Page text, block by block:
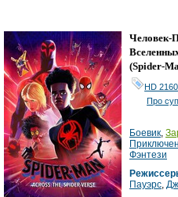
Человек-
(Spider-
HD
Про
Боевик,
Фэнтези
Пауэрс,